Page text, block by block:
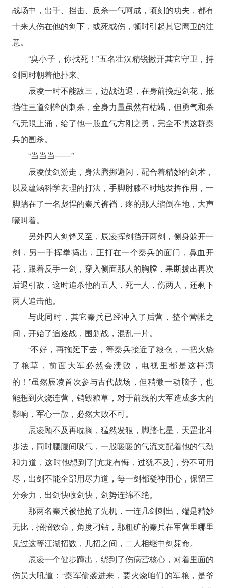
战场中，出手、挡击、反杀一气呵成，顷刻的功夫，都有
十来人伤在他的剑下，或死或伤，顿时引起其它鹰卫的注
意。
“臭小子，你找死！”五名壮汉精锐撇开其它守卫，持
剑同时朝着他扑来。
辰凌一时不能敌三，边战边退，在身前挽起剑花，抵
挡住三道剑锋的刺杀，全身力量虽然有枯竭，但勇气和杀
气无限上涌，给了他一股血气方刚之勇，完全不惧这群秦
兵的围杀。
“当当当——”
辰凌仗剑游走，身法腾挪避闪，配合着精妙的剑术，
以及蕴涵科学玄理的打法，手脚肘膝不时地发挥作用，一
脚踹在了一名彪悍的秦兵裤裆，疼的那人缩倒在地，大声
嚎叫着。
另外四人剑锋又至，辰凌挥剑挡开两剑，侧身躲开一
剑，另一手挥拳捣出，正打在一个秦兵的面门，鼻血开
花，跟着反手一剑，穿入侧面那人的胸膛，果断拔出再次
后退引敌，这时追杀他的五人，死一人，伤两人，还剩下
两人追击他。
与此同时，其它秦兵已经冲入了后营，整个营帐之
间，开始了追逐战，围剿战，混乱一片。
“不好，再拖延下去，等秦兵接近了粮仓，一把火烧
了粮草，前面大军必然会溃败，电视里都是这样演
的！”虽然辰凌首次参与古代战场，但稍微一动脑子，也
能想到火烧连营，销毁粮草，对于前线的大军造成多大的
影响，军心一散，必然大败不可。
辰凌顾不及再耽搁，猛然发狠，脚踏七星，天罡北斗
步法，同时腰腹间吸气，一股暖暖的气流支配着他的气劲
和力道，这时他想到了[亢龙有悔，过犹不及]，势不可用
尽，出剑不能全部用尽力道，每一剑都凝神用心，保留三
分余力，出剑快收剑快，剑势连绵不绝。
那两名秦兵被他抢了先机，一连几剑刺出，端是精妙
无比，招招致命，角度刁钻，那粗矿的秦兵在军营里哪里
见过这等江湖招数，几招之间，二人相继中剑毙命。
辰凌一个健步蹿出，绕到了伤病营核心，对着里面的
伤员大吼道：“秦军偷袭进来，要火烧咱们的军粮，是爷